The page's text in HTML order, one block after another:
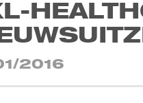
2016